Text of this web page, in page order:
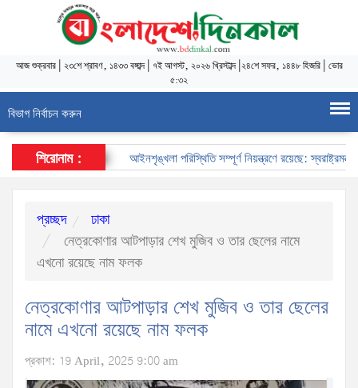
আজশুক্রবার| ২৩শে শ্রাবণ, ১৪৩৩ বঙ্গাব্দ| ৭ই আগস্ট, ২০২৬ খ্রিস্টাব্দ| ২৪শে সফর, ১৪৪৮ হিজরি| ভোর
৫:৩২
বিভাগ নির্বাচন করুন
শিরোনাম : আইনশৃঙ্খলা পরিস্থিতি সম্পূর্ণ নিয়ন্ত্রণে রয়েছে: স্বরাষ্ট্রমন্ত্রী
প্রচ্ছদ
ঢাকা
নেত্রকোণার আটপাড়ার শেখ মুজিব ও তার ছেলের নামে
এখনো রয়েছে নাম ফলক
নেত্রকোণার আটপাড়ার শেখ মুজিব ও তার ছেলের
নামে এখনো রয়েছে নাম ফলক
প্রকাশ: 19 April, 2025 9:00 am